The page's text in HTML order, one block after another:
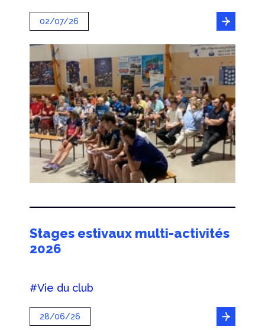
02/07/26
Stages estivaux multi-activités
2026
#Vie du club
28/06/26